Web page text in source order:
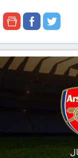
twitter
facebook
google